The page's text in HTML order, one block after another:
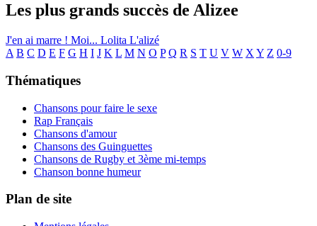
Les plus grands succès de Alizee
J'en ai marre ! Moi... Lolita L'alizé
A B C D E F G H I J K L M N O P Q R S T U V W X Y Z 0-9
Thématiques
Chansons pour faire le sexe
Rap Français
Chansons d'amour
Chansons des Guinguettes
Chansons de Rugby et 3ème mi-temps
Chanson bonne humeur
Plan de site